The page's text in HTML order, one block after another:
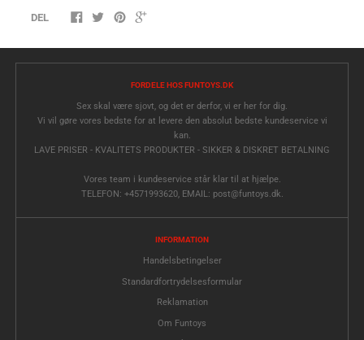
DEL
FORDELE HOS FUNTOYS.DK
Sex skal være sjovt, og det er derfor, vi er her for dig.
Vi vil gøre vores bedste for at levere den absolut bedste kundeservice vi
kan.
LAVE PRISER - KVALITETS PRODUKTER - SIKKER & DISKRET BETALNING
Vores team i kundeservice står klar til at hjælpe.
TELEFON: +4571993620, EMAIL: post@funtoys.dk.
INFORMATION
Handelsbetingelser
Standardfortrydelsesformular
Reklamation
Om Funtoys